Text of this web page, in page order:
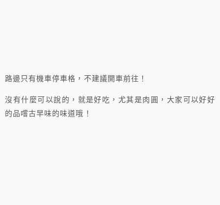
路邊只有機車停車格，不建議開車前往！
沒有什麼可以說的，就是好吃，尤其是肉圓，大家可以好好
的品嚐古早味的味道哦！